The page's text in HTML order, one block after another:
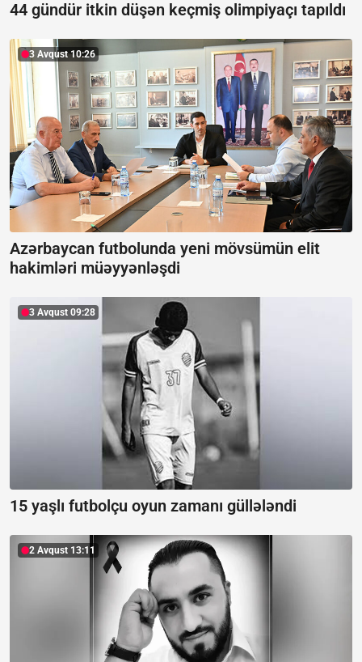
44 gündür itkin düşən keçmiş olimpiyaçı tapıldı
3 Avqust 10:26
Azərbaycan futbolunda yeni mövsümün elit
hakimləri müəyyənləşdi
3 Avqust 09:28
15 yaşlı futbolçu oyun zamanı güllələndi
2 Avqust 13:11